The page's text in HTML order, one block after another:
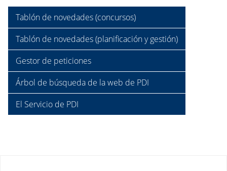
Tablón de novedades (concursos)
Tablón de novedades (planificación y gestión)
Gestor de peticiones
Árbol de búsqueda de la web de PDI
El Servicio de PDI